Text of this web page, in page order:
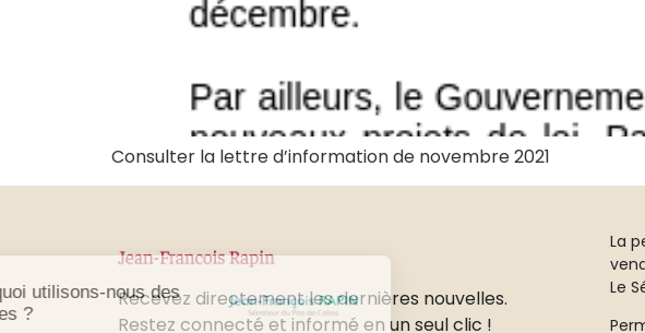
Pourquoi utilisons-nous des
Consulter la lettre d’information de novembre 2021
Recevez directement les dernières nouvelles.
Restez connecté et informé en un seul clic !
La
Le